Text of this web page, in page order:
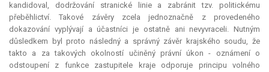
kandidoval, dodržování stranické linie a zabránit tzv. politickému
přeběhlictví. Takové závěry zcela jednoznačně z provedeného
dokazování vyplývají a účastníci je ostatně ani nevyvraceli. Nutným
důsledkem byl proto následný a správný závěr krajského soudu, že
takto a za takových okolností učiněný právní úkon - oznámení o
odstoupení z funkce zastupitele kraje odporuje principu volného